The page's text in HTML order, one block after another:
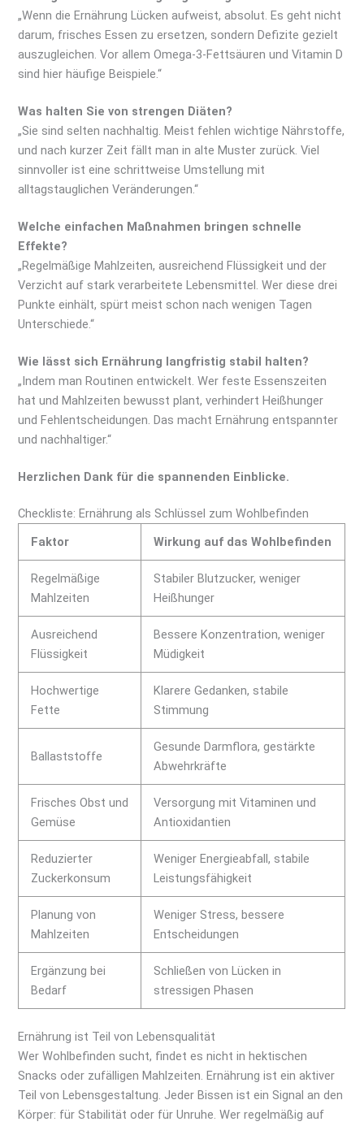
„Wenn die Ernährung Lücken aufweist, absolut. Es geht nicht
darum, frisches Essen zu ersetzen, sondern Defizite gezielt
auszugleichen. Vor allem Omega-3-Fettsäuren und Vitamin D
sind hier häufige Beispiele.“
Was halten Sie von strengen Diäten?
„Sie sind selten nachhaltig. Meist fehlen wichtige Nährstoffe,
und nach kurzer Zeit fällt man in alte Muster zurück. Viel
sinnvoller ist eine schrittweise Umstellung mit
alltagstauglichen Veränderungen.“
Welche einfachen Maßnahmen bringen schnelle
Effekte?
„Regelmäßige Mahlzeiten, ausreichend Flüssigkeit und der
Verzicht auf stark verarbeitete Lebensmittel. Wer diese drei
Punkte einhält, spürt meist schon nach wenigen Tagen
Unterschiede.“
Wie lässt sich Ernährung langfristig stabil halten?
„Indem man Routinen entwickelt. Wer feste Essenszeiten
hat und Mahlzeiten bewusst plant, verhindert Heißhunger
und Fehlentscheidungen. Das macht Ernährung entspannter
und nachhaltiger.“
Herzlichen Dank für die spannenden Einblicke.
Checkliste: Ernährung als Schlüssel zum Wohlbefinden
Faktor
Wirkung auf das Wohlbefinden
Regelmäßige
Mahlzeiten
Stabiler Blutzucker, weniger
Heißhunger
Ausreichend
Flüssigkeit
Bessere Konzentration, weniger
Müdigkeit
Hochwertige
Fette
Klarere Gedanken, stabile
Stimmung
Ballaststoffe
Gesunde Darmflora, gestärkte
Abwehrkräfte
Frisches Obst und
Gemüse
Versorgung mit Vitaminen und
Antioxidantien
Reduzierter
Zuckerkonsum
Weniger Energieabfall, stabile
Leistungsfähigkeit
Planung von
Mahlzeiten
Weniger Stress, bessere
Entscheidungen
Ergänzung bei
Bedarf
Schließen von Lücken in
stressigen Phasen
Ernährung ist Teil von Lebensqualität
Wer Wohlbefinden sucht, findet es nicht in hektischen
Snacks oder zufälligen Mahlzeiten. Ernährung ist ein aktiver
Teil von Lebensgestaltung. Jeder Bissen ist ein Signal an den
Körper: für Stabilität oder für Unruhe. Wer regelmäßig auf